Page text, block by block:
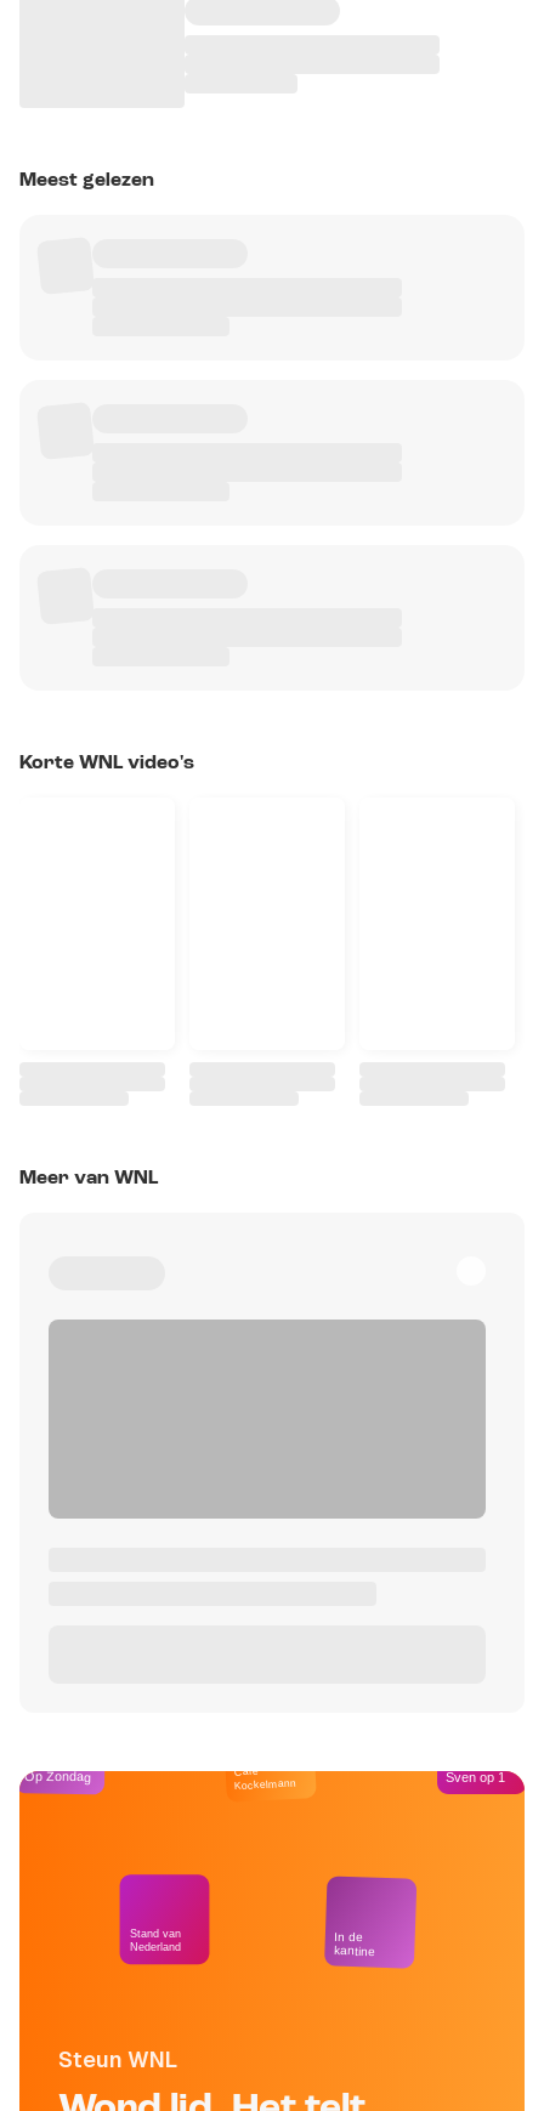
Meest gelezen
Korte WNL video's
Meer van WNL
Steun WNL
Op Zondag
Stand van
Nederland
Café
Kockelmann
In de
kantine
Sven op 1